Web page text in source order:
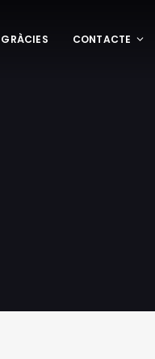
GRÀCIES CONTACTE